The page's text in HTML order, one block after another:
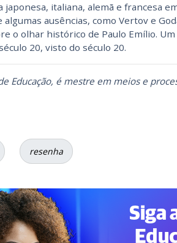
japonesa, italiana, alemã e francesa
ausências, como Vertov e
o olhar histórico de Paulo Emílio.
20, visto do século 20.
Educação, é mestre em meios e
resenha